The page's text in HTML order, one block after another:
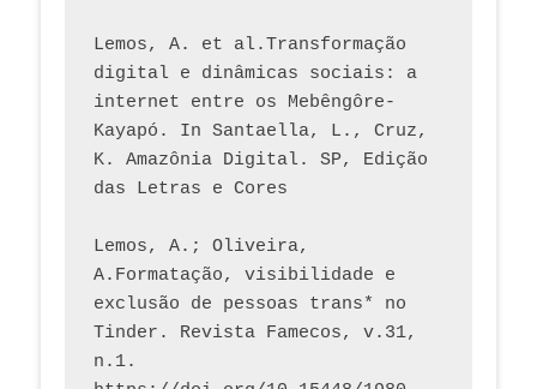
Lemos, A. et al.Transformação
digital e dinâmicas sociais: a
internet entre os Mebêngôre-
Kayapó. In Santaella, L., Cruz,
K. Amazônia Digital. SP, Edição
das Letras e Cores
Lemos, A.; Oliveira,
A.Formatação, visibilidade e
exclusão de pessoas trans* no
Tinder. Revista Famecos, v.31,
n.1.